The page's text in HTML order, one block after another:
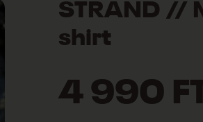
STRAND //
shirt
4 990